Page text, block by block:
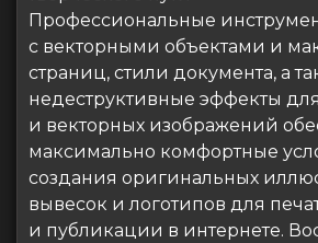
Профессиональные
с векторными объектами и
страниц, стили документа, а
недеструктивные эффекты
и векторных изображений
максимально комфортные
создания оригинальных
вывесок и логотипов для
и публикации в интернете.